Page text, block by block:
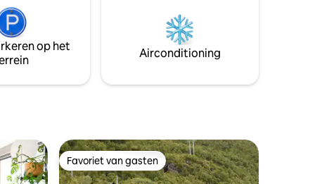
van
uitzichten en magische
zonsondergangen • Privéjacuzzi – het
hele jaar door perfect • Rustige en
beschutte locatie • Moderne, volledig
bedden en gezellige woonkamers
op het
Airconditioning
Favoriet van gasten
Favoriet van gasten